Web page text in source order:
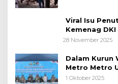
Viral Isu
Kemenag
28 November 2025
Dalam Kurun
Metro Metro
1 Oktober 2025